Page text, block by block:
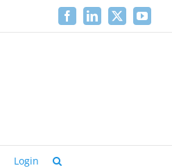
FacebookLinkedIn
X
Login